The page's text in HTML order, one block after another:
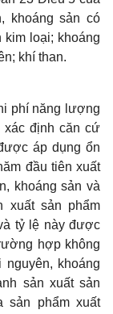
khoáng sản có
kim loại; khoáng
khí than.
phí năng lượng
xác định căn cứ
áp dụng ổn
đầu tiên xuất
khoáng sản và
xuất sản phẩm
tỷ lệ này được
hợp không
khoáng
sản xuất sản
sản phẩm xuất